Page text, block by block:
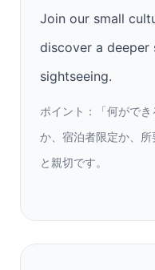
Join our small
discover a deeper
sightseeing.
ポイント：「何がで
か、宿泊者限定か、
と親切です。